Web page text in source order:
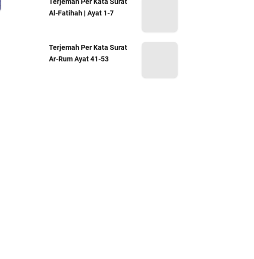
Al-Fatihah | Ayat 1-7
Terjemah Per Kata Surat
Ar-Rum Ayat 41-53